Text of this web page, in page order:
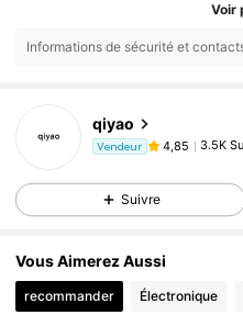
Voir
Informations de sécurité et
qiyao
Vendeur 4,85 3.5K
Suivre
Vous Aimerez Aussi
recommander Électronique